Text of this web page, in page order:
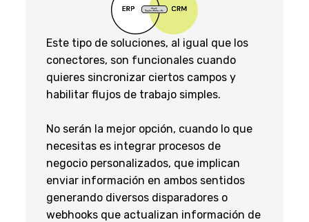
Este tipo de soluciones, al igual que los
conectores, son funcionales cuando
quieres sincronizar ciertos campos y
habilitar flujos de trabajo simples.
No serán la mejor opción, cuando lo que
necesitas es integrar procesos de
negocio personalizados, que implican
enviar información en ambos sentidos
generando diversos disparadores o
webhooks que actualizan información de